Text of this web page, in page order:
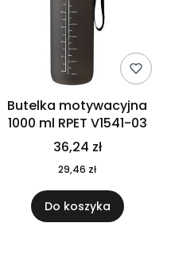
Butelka motywacyjna
1000 ml RPET V1541-03
36,24 zł
29,46 zł
Do koszyka